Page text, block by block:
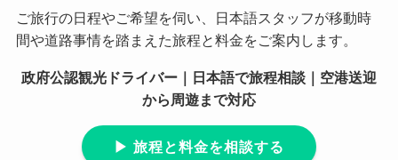
ご旅行の日程やご希望を伺い、日本語スタッフが移動時
間や道路事情を踏まえた旅程と料金をご案内します。
政府公認観光ドライバー｜日本語で旅程相談｜空港送迎
から周遊まで対応
▶︎ 旅程と料金を相談する